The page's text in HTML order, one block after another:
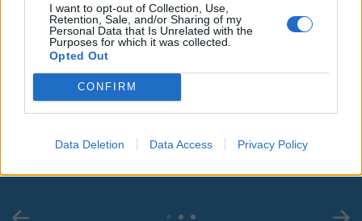
I want to opt-out of Collection, Use,
Retention, Sale, and/or Sharing of my
Personal Data that Is Unrelated with the
Purposes for which it was collected.
Opted Out
CONFIRM
Data Deletion Data Access Privacy Policy
in ospedale. Le dichiarazioni ai giornalisti